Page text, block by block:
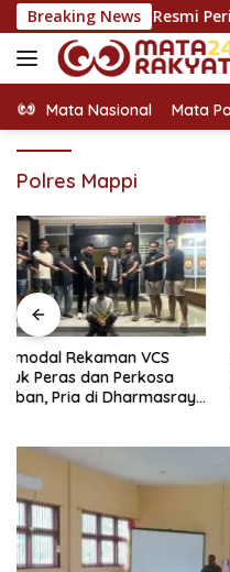
Langsung
ke
konten
Breaking News
Resmi Peringati
Mata Nasional Mata
Polres Mappi
Berawal dari Suara Klakson,
Duel Mematikan Pecah di
Solok: Dua Korban